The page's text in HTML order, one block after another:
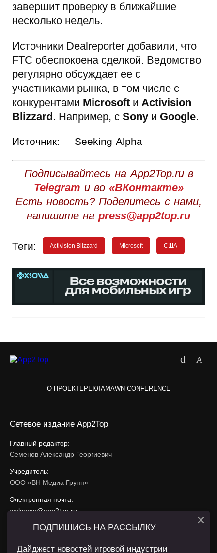
завершит проверку в ближайшие
несколько недель.
Источники Dealreporter добавили, что
FTC обеспокоена сделкой. Ведомство
регулярно обсуждает ее с
участниками рынка, в том числе с
конкурентами Microsoft и Activision
Blizzard. Например, с Sony и Google.
Источник: Seeking Alpha
Подписывайтесь на App2Top.ru в
Telegram и во «ВКонтакте»
Есть новость? Поделитесь с нами,
напишите на press@app2top.ru
Теги: Activision Blizzard Microsoft США
О ПРОЕКТЕРЕКЛАМАWN CONFERENCE
Сетевое издание App2Top
Главный редактор:
Семенов Александр Георгиевич
Учредитель:
ООО «ВН Медиа Групп»
Электронная почта:
welcome@app2top.ru
При использовании материалов активная ссылка на
ПОДПИШИСЬ НА РАССЫЛКУ
Дайджест новостей игровой индустрии
×